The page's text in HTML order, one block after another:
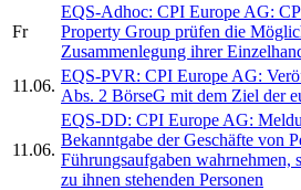
Fr
EQS-Adhoc: CPI Europe AG:
Property Group prüfen die
Zusammenlegung ihrer
11.06.
EQS-PVR: CPI Europe AG:
Abs. 2 BörseG mit dem Ziel der
11.06.
EQS-DD: CPI Europe AG:
Bekanntgabe der Geschäfte von
Führungsaufgaben wahrnehmen,
zu ihnen stehenden Personen